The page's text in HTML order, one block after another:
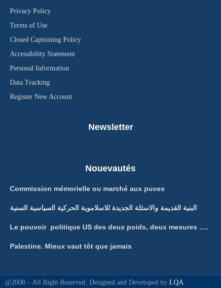
Privacy Policy
Terms of Use
Closed Captioning Policy
Accessibility Statement
Personal Information
Data Tracking
Register New Account
Newsletter
Nouevautés
Commission mémorielle ou marché aux puces
البنية القديمة والاسئلة الجديدة للاسلاموية الحركية السياسية السنية
Le pouvoir politique US des deux poids, deux mesures ….
Palestine. Mieux vaut tôt que jamais
@2008 – All Right Reserved. Designed and Developed by LQA